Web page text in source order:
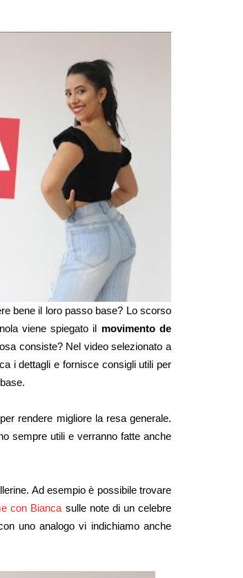
bene il loro passo base? Lo scorso
viene spiegato il movimento de
consiste? Nel video selezionato a
i dettagli e fornisce consigli utili per
rendere migliore la resa generale.
sempre utili e verranno fatte anche
Ad esempio è possibile trovare
con Bianca sulle note di un celebre
uno analogo vi indichiamo anche